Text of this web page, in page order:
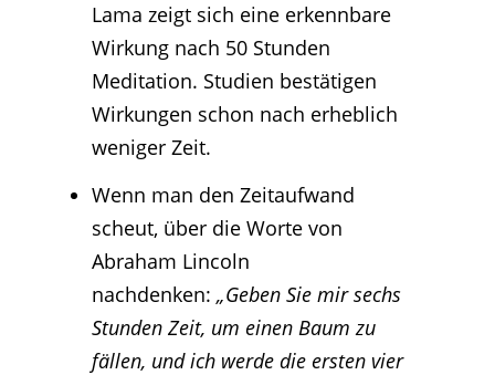
Lama zeigt sich eine erkennbare
Wirkung nach 50 Stunden
Meditation. Studien bestätigen
Wirkungen schon nach erheblich
weniger Zeit.
Wenn man den Zeitaufwand
scheut, über die Worte von
Abraham Lincoln
nachdenken:„Geben Sie mir sechs
Stunden Zeit, um einen Baum zu
fällen, und ich werde die ersten vier